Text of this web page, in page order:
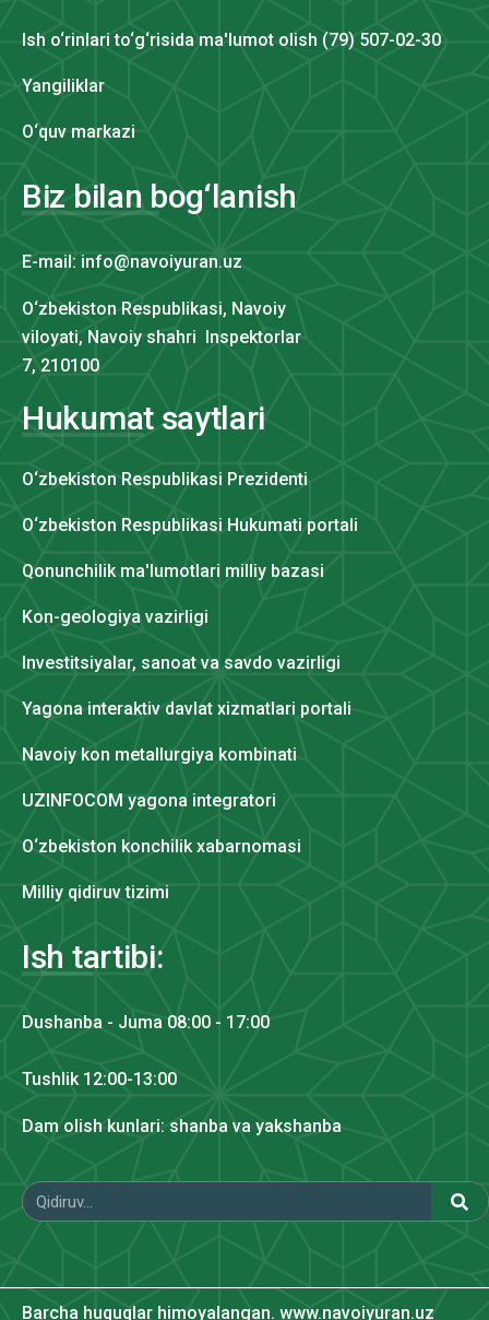
Ish o‘rinlari to‘g‘risida ma'lumot olish (79) 507-02-30
Yangiliklar
O‘quv markazi
Biz bilan bog‘lanish
E-mail: info@navoiyuran.uz
O‘zbekiston Respublikasi, Navoiy
viloyati, Navoiy shahri Inspektorlar
7, 210100
Hukumat saytlari
O‘zbekiston Respublikasi Prezidenti
O‘zbekiston Respublikasi Hukumati portali
Qonunchilik ma'lumotlari milliy bazasi
Kon-geologiya vazirligi
Investitsiyalar, sanoat va savdo vazirligi
Yagona interaktiv davlat xizmatlari portali
Navoiy kon metallurgiya kombinati
UZINFOCOM yagona integratori
O‘zbekiston konchilik xabarnomasi
Milliy qidiruv tizimi
Ish tartibi:
Dushanba - Juma 08:00 - 17:00
Tushlik 12:00-13:00
Dam olish kunlari: shanba va yakshanba
Barcha huquqlar himoyalangan. www.navoiyuran.uz